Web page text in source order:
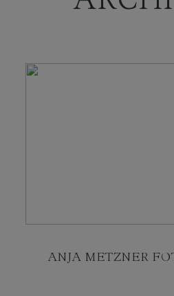
ÜBER MICH
ANJA METZNER